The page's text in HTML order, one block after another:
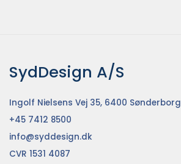
SydDesign A/S
Ingolf Nielsens Vej 35, 6400 Sønderborg
+45 7412 8500
info@syddesign.dk
CVR 1531 4087